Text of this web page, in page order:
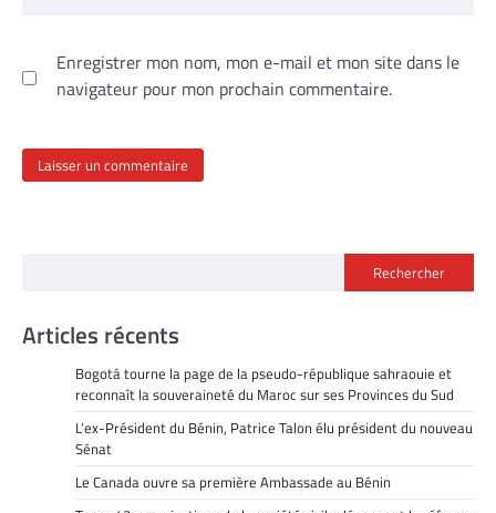
Enregistrer mon nom, mon e-mail et mon site dans le
navigateur pour mon prochain commentaire.
Rechercher
Articles récents
Bogotá tourne la page de la pseudo-république sahraouie et
reconnaît la souveraineté du Maroc sur ses Provinces du Sud
L’ex-Président du Bénin, Patrice Talon élu président du nouveau
Sénat
Le Canada ouvre sa première Ambassade au Bénin